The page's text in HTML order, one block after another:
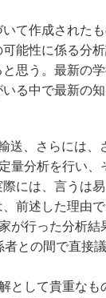
て作成された
能性に係る分
思う。最新の
る中で最新の
送、さらには、
量分析を行い、
には、言うは
前述した理由
が行った分析結
者との間で直接
として貴重なも